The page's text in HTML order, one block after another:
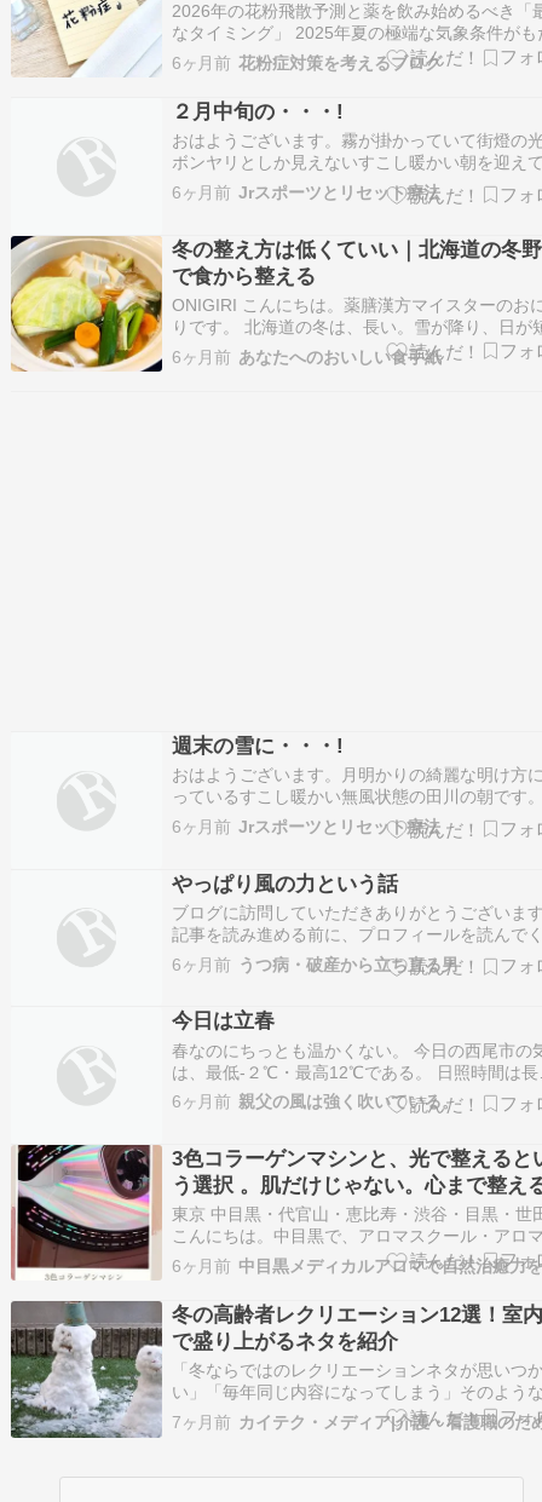
2026年の花粉飛散予測と薬を飲み始めるべき「
なタイミング」 2025年夏の極端な気象条件がも
す大量飛散の背景 2026年春の花粉飛散量は、前
ある2025年夏季の気象状況と密接に相関してい
スギやヒノキの雄花の形成は、前年6月から8月
象条件、特に「高温・多照・…
6ヶ月前 花粉症対策を考えるブログ
２月中旬の・・・!
おはようございます。霧が掛かっていて街燈の
ボンヤリとしか見えないすこし暖かい朝を迎え
る田川です。施術所の温度計は１１．５℃湿度
２％を示しています。 ２月も中旬になりそろそ
「立春（2月4日頃）」を過ぎて春に向かおうと
て…
6ヶ月前 Jrスポーツとリセット療法
冬の整え方は低くていい｜北海道の冬
で食から整える
ONIGIRI こんにちは。薬膳漢方マイスターのお
りです。 北海道の冬は、長い。雪が降り、日が
なり、外に出るのが少しおっくうになる日々。
づけば心も体も、静かに乱れやすくなる。 理由
6ヶ月前 あなたへのおいしい食手紙
週末の雪に・・・!
おはようございます。月明かりの綺麗な明け方
っているすこし暖かい無風状態の田川の朝です
術所の温度計は９．２℃湿度４９％を示してい
す。 暖かい日が続いてますが週末は雪・・・ 雪
なり、自律神経が乱れやすいため、頭痛、めま
…
6ヶ月前 Jrスポーツとリセット療法
やっぱり風の力という話
ブログに訪問していただきありがとうございま
記事を読み進める前に、プロフィールを読んで
さい。 プロフィール 一気にどん底に叩き落とさ
しまいどんな状況に陥ってしまったのか、そし
音で書いていますので、今、辛い、しんどいと
6ヶ月前 うつ病・破産から立ち直る男
今日は立春
春なのにちっとも温かくない。 今日の西尾市の
は、最低-２℃・最高12℃である。 日照時間は長
なっているのに、寒い毎日である。 2月8日の第
衆議院議員選挙投票日は、最低気温-2℃・最高
配である。 昨日は節分。 節分の…
6ヶ月前 親父の風は強く吹いている。
3色コラーゲンマシンと、光で整えると
う選択 。肌だけじゃない。心まで整え
イトセラピー
東京 中目黒・代官山・恵比寿・渋谷・目黒・世
こんにちは。中目黒で、アロマスクール・アロ
室ラグジュームを開講している香菜恵と申しま
アロマがある暮らし。香りで心と身体を元気に
る。アロマヒーリングラグジューム ルイアメジ
公式サイト コラーゲンマシーン 寝ているだ…
6ヶ月前
冬の高齢者レクリエーション12選！室
で盛り上がるネタを紹介
「冬ならではのレクリエーションネタが思いつ
い」「毎年同じ内容になってしまう」そのよう
みを抱えている方もいるでしょう。 冬場は気温
下や日照時間の短さから、高齢者の活動量が減
7ヶ月前